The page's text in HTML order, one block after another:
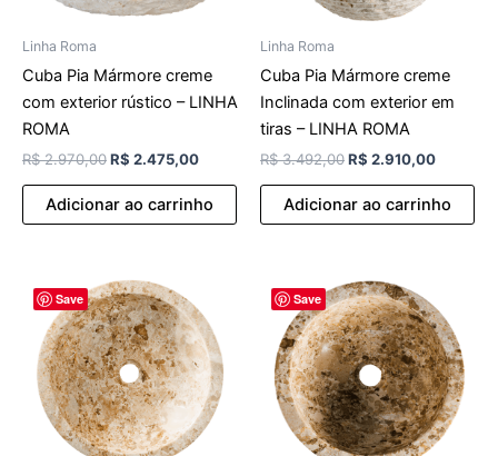
Linha Roma
Cuba Pia Mármore creme
com exterior rústico – LINHA
ROMA
R$2.970,00R$ 2.475,00
Adicionar ao carrinho
Linha Roma
Cuba Pia Mármore creme
Inclinada com exterior em
tiras – LINHA ROMA
R$3.492,00R$ 2.910,00
Adicionar ao carrinho
Save
O
preço
original
era:
R$ 2.639,00.
atual
é:
R$ 2.199,00.
Save
O
preço
original
era:
R$ 2.423,00.
atual
é:
R$